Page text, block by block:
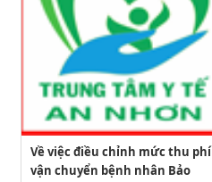
Về việc điều chỉnh mức thu phí
vận chuyển bệnh nhân Bảo